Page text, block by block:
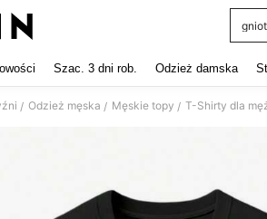
Szac. 3 dni rob. Odzież damska
/ Odzież męska / Męskie topy / T-Shirty dla